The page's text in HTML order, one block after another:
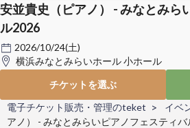
安並貴史（ピアノ） - みなとみら
ル2026
2026/10/24(土)
横浜みなとみらいホール 小ホール
チケットを選ぶ
電子チケット販売・管理のteket イベ
アノ） - みなとみらいピアノフェスティ